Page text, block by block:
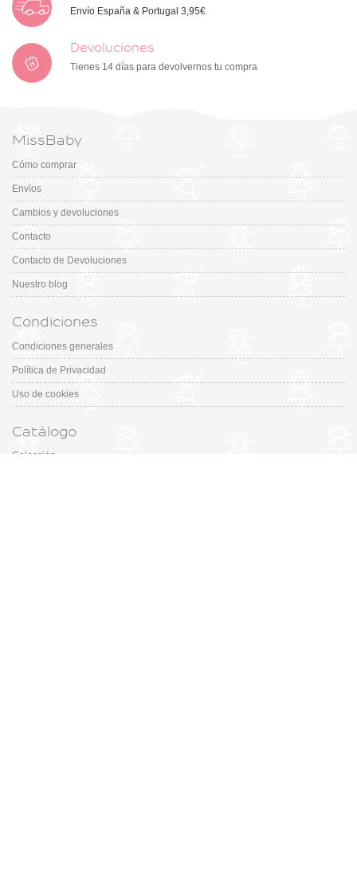
Envío España & Portugal 3,95€
Devoluciones
Tienes 14 días para devolvernos tu compra
MissBaby
Cómo comprar
Envíos
Cambios y devoluciones
Contacto
Contacto de Devoluciones
Nuestro blog
Condiciones
Condiciones generales
Política de Privacidad
Uso de cookies
Catálogo
Colección